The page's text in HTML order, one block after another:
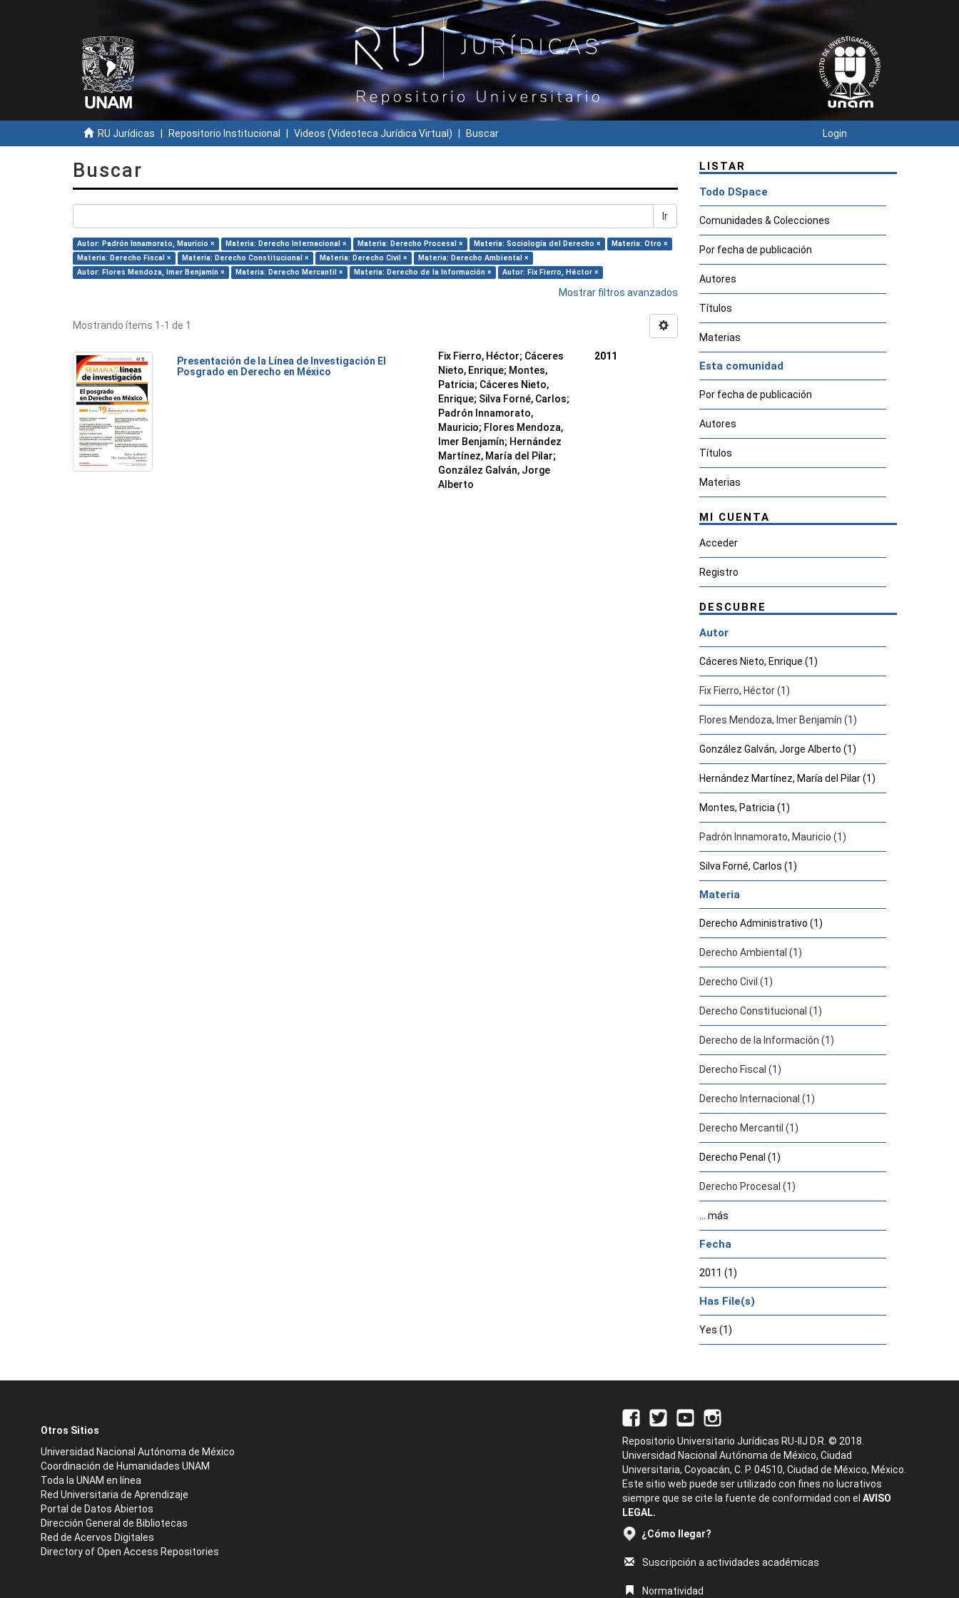
RU Jurídicas Repositorio Institucional Videos (Videoteca Jurídica Virtual) Buscar Login
Buscar
Ir
Autor: Padrón Innamorato, Mauricio × Materia: Derecho Internacional × Materia: Derecho Procesal × Materia: Sociología del Derecho ×
Materia: Otro ×
Materia: Derecho Fiscal ×
Materia: Derecho Constitucional × Materia: Derecho Civil ×
Materia: Derecho Ambiental ×
Autor: Flores Mendoza, Imer Benjamín ×
Materia: Derecho Mercantil × Materia: Derecho de la Información × Autor: Fix Fierro, Héctor ×
Mostrar filtros avanzados
Mostrando ítems 1-1 de 1
Presentación de la Línea de Investigación El
Posgrado en Derecho en México
Fix Fierro, Héctor; Cáceres
Nieto, Enrique; Montes,
Patricia; Cáceres Nieto,
Enrique; Silva Forné, Carlos;
Padrón Innamorato,
Mauricio; Flores Mendoza,
Imer Benjamín; Hernández
Martínez, María del Pilar;
González Galván, Jorge
Alberto
2011
LISTAR
Todo DSpace
Comunidades & Colecciones
Por fecha de publicación
Autores
Títulos
Materias
Esta comunidad
Por fecha de publicación
Autores
Títulos
Materias
MI CUENTA
Acceder
Registro
DESCUBRE
Autor
Cáceres Nieto, Enrique (1)
Fix Fierro, Héctor (1)
Flores Mendoza, Imer Benjamín (1)
González Galván, Jorge Alberto (1)
Hernández Martínez, María del Pilar (1)
Montes, Patricia (1)
Padrón Innamorato, Mauricio (1)
Silva Forné, Carlos (1)
Materia
Derecho Administrativo (1)
Derecho Ambiental (1)
Derecho Civil (1)
Derecho Constitucional (1)
Derecho de la Información (1)
Derecho Fiscal (1)
Derecho Internacional (1)
Derecho Mercantil (1)
Derecho Penal (1)
Derecho Procesal (1)
... más
Fecha
2011 (1)
Has File(s)
Yes (1)
Otros Sitios
Universidad Nacional Autónoma de México
Coordinación de Humanidades UNAM
Toda la UNAM en línea
Red Universitaria de Aprendizaje
Portal de Datos Abiertos
Dirección General de Bibliotecas
Red de Acervos Digitales
Directory of Open Access Repositories
Repositorio Universitario Jurídicas RU-IIJ D.R. © 2018.
Universidad Nacional Autónoma de México, Ciudad
Universitaria, Coyoacán, C. P. 04510, Ciudad de México, México.
Este sitio web puede ser utilizado con fines no lucrativos
siempre que se cite la fuente de conformidad con el AVISO
LEGAL.
¿Cómo llegar?
Suscripción a actividades académicas
Normatividad